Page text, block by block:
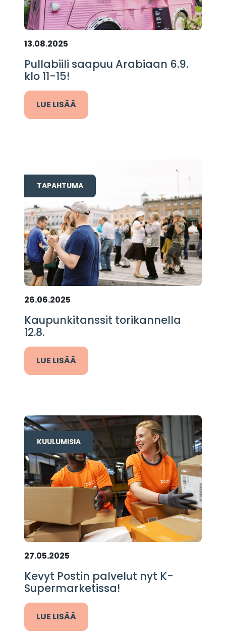
13.08.2025
Pullabiili saapuu Arabiaan 6.9.
klo 11-15!
LUE LISÄÄ
TAPAHTUMA
26.06.2025
Kaupunkitanssit torikannella
12.8.
LUE LISÄÄ
KUULUMISIA
27.05.2025
Kevyt Postin palvelut nyt K-
Supermarketissa!
LUE LISÄÄ